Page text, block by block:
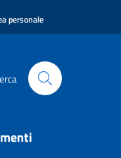
personale